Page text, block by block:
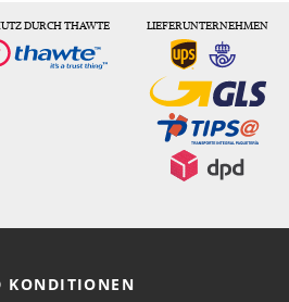
DURCH THAWTE LIEFERUNTERNEHMEN
KONDITIONEN